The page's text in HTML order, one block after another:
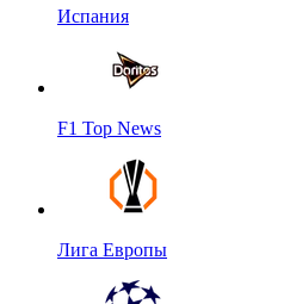
Испания
F1 Top News
Лига Европы